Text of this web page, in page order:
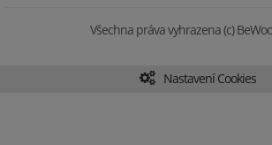
Všechna práva vyhrazena (c)
Nastavení Cookies